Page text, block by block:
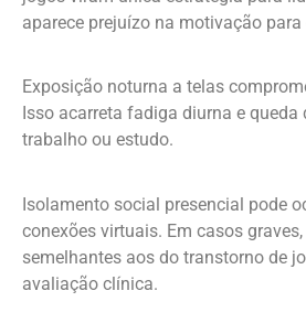
aparece prejuízo na motivação
Exposição noturna a telas
Isso acarreta fadiga diurna e queda
trabalho ou estudo.
Isolamento social presencial pode
conexões virtuais. Em casos
semelhantes aos do transtorno de
avaliação clínica.